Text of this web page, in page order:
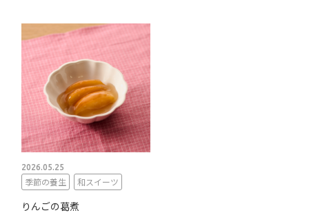
2026.05.25
季節の養生 和スイーツ
りんごの葛煮